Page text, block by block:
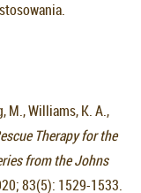
M., Williams, K. A.,
Therapy for the
from the Johns
83(5): 1529-1533.